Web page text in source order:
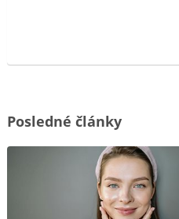
Posledné články